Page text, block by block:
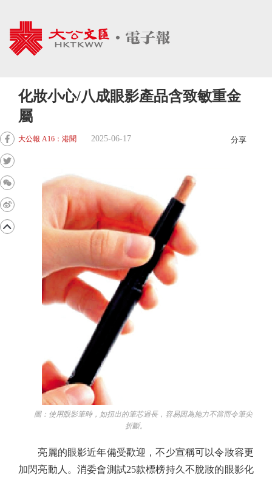
化妝小心/八成眼影產品含致敏重金
屬
大公報 A16：港聞 2025-06-17 分享
圖：使用眼影筆時，如扭出的筆芯過長，容易因為施力不當而令筆尖
折斷。
亮麗的眼影近年備受歡迎，不少宣稱可以令妝容更
加閃亮動人。消委會測試25款標榜持久不脫妝的眼影化